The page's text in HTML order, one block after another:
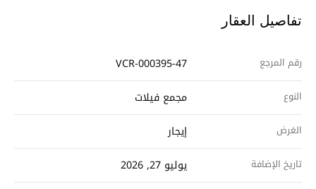
تفاصيل العقار
رقم المرجع VCR-000395-47
النوع مجمع فيلات
الغرض إيجار
تاريخ الإضافة يوليو 27, 2026